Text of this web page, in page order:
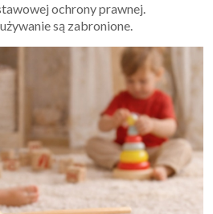
ochrony prawnej.
są zabronione.